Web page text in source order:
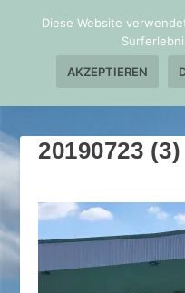
20190723 (3)
Diese Website
AKZEPTIEREN